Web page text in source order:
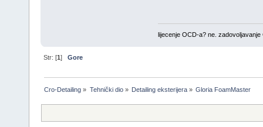
lijecenje OCD-a? ne. zadovoljavanje
Str: [1]Gore
Cro-Detailing » Tehnički dio» Detailing eksterijera» Gloria FoamMaster